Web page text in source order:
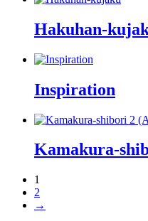
Hakuhan-
Inspiration
Kamakura-
1
2
→